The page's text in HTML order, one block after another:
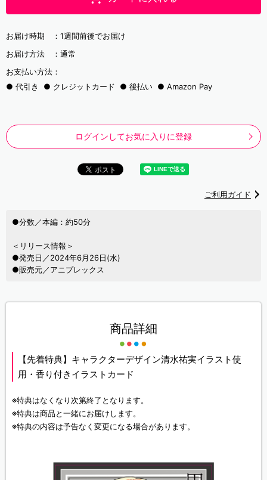
お届け時期 ： 1週間前後でお届け
お届け方法 ： 通常
お支払い方法：
代引き
クレジットカード 後払い Amazon Pay
ログインしてお気に入りに登録
ご利用ガイド
●分数／本編：約50分
＜リリース情報＞
●発売日／2024年6月26日(水)
●販売元／アニプレックス
商品詳細
【先着特典】キャラクターデザイン清水祐実イラスト使
用・香り付きイラストカード
※特典はなくなり次第終了となります。
※特典は商品と一緒にお届けします。
※特典の内容は予告なく変更になる場合があります。